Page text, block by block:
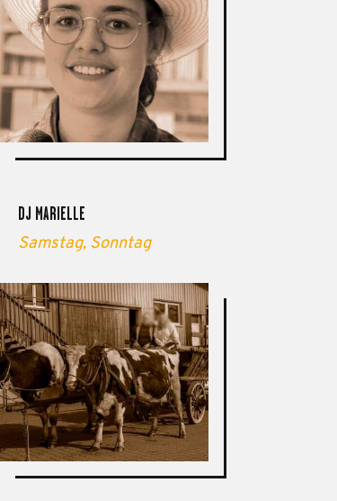
DJ MARIELLE
Samstag, Sonntag